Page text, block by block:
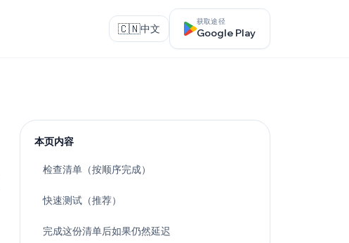
🇨🇳中文
获取途径
Google Play
本页内容
检查清单（按顺序完成）
快速测试（推荐）
完成这份清单后如果仍然延迟